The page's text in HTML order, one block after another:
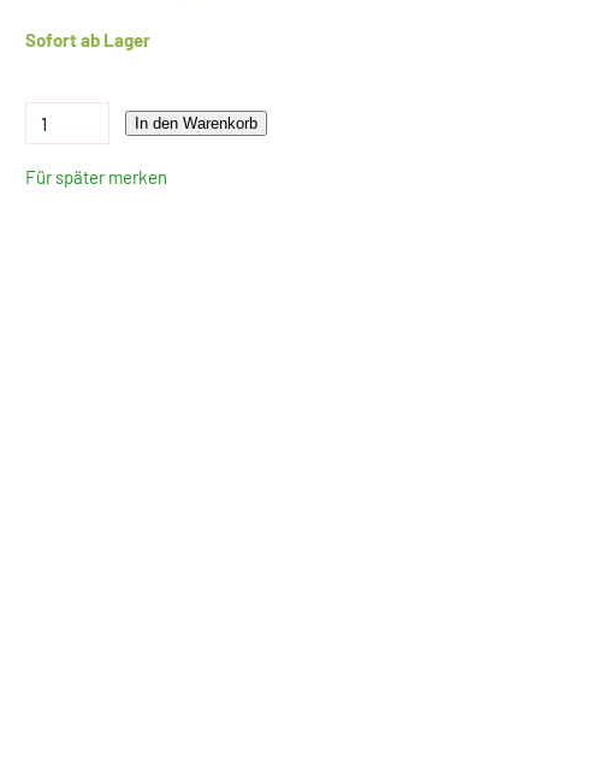
Sofort ab Lager
In den Warenkorb
Für später merken